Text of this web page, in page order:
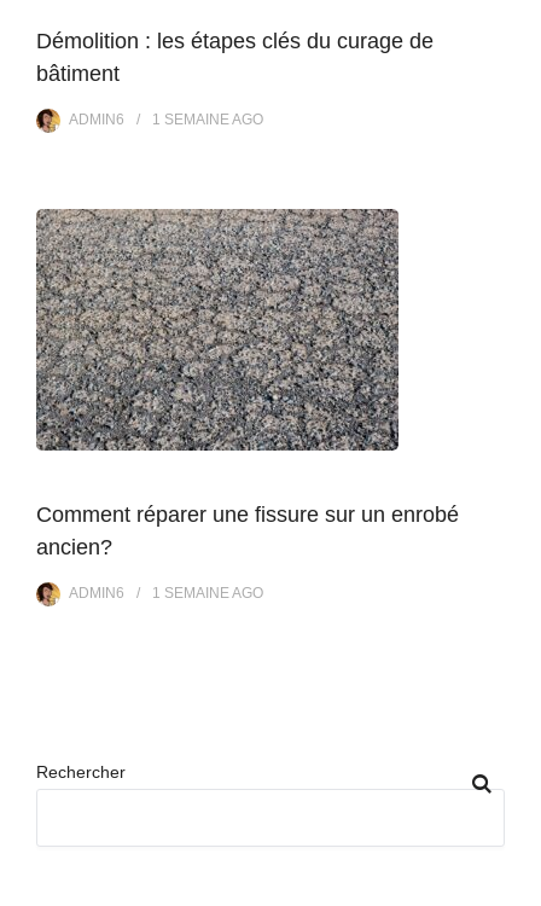
Démolition : les étapes clés du curage de
bâtiment
ADMIN6 1 SEMAINEAGO
Comment réparer une fissure sur un enrobé
ancien?
ADMIN6 1 SEMAINEAGO
Rechercher